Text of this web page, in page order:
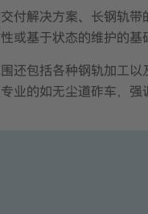
付解决方案、长钢轨
或基于状态的维护的基
还包括各种钢轨加工以
业的如无尘道砟车，强